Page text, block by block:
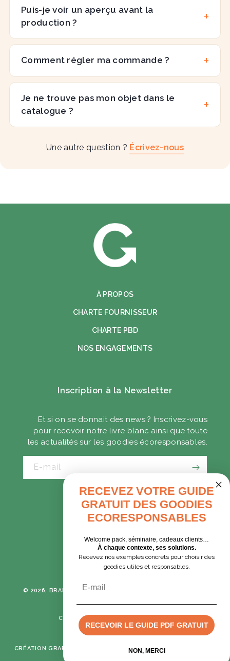
Devis rapide
Puis-je voir un aperçu avant la
production ?
Comment régler ma commande ?
Je ne trouve pas mon objet dans le
catalogue ?
Une autre question ? Écrivez-nous
À PROPOS
CHARTE FOURNISSEUR
CHARTE PBD
NOS ENGAGEMENTS
Inscription à la Newsletter
Et si on se donnait des news ? Inscrivez-vous
pour recevoir notre livre blanc ainsi que toute
les actualités sur les goodies écoresponsables.
E-mail
CADEAUX D'AFFAIRES
GOODIES EXPRESS
Tumblr Instagram
© 2026, BRANE CORPORATION
POLITIQUE DE CONFIDENTIALITÉ
CONDITIONS GÉNÉRALES DE VENTE
MENTIONS LÉGALES
CRÉATION GRAPHIQUE & DÉVELOPPEMENT :MIMETISM AGENCY
RECEVEZ VOTRE GUIDE
GRATUIT DES GOODIES
ECORESPONSABLES
Welcome pack, séminaire, cadeaux clients…
À chaque contexte, ses solutions.
Recevez nos exemples concrets pour choisir des
goodies utiles et responsables.
RECEVOIR LE GUIDE PDF GRATUIT
NON, MERCI